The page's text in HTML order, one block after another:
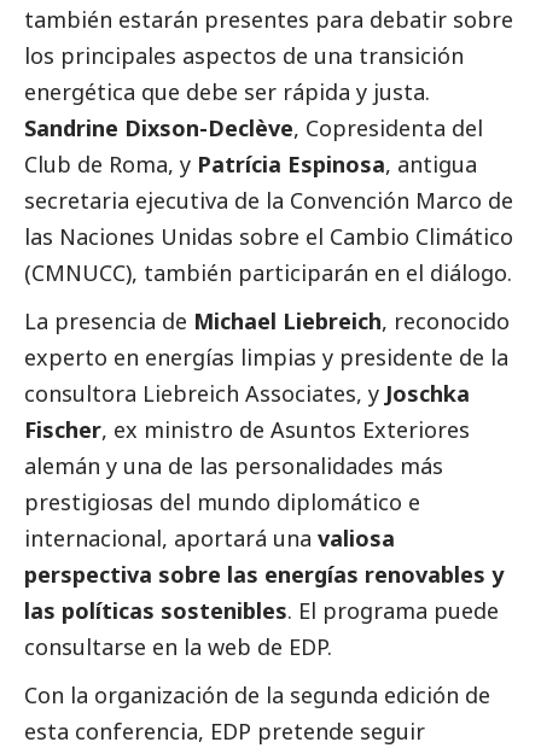
también estarán presentes para debatir sobre
los principales aspectos de una transición
energética que debe ser rápida y justa.
Sandrine Dixson-Declève, Copresidenta del
Club de Roma, y Patrícia Espinosa, antigua
secretaria ejecutiva de la Convención Marco de
las Naciones Unidas sobre el Cambio Climático
(CMNUCC), también participarán en el diálogo.
La presencia de Michael Liebreich, reconocido
experto en energías limpias y presidente de la
consultora Liebreich Associates, y Joschka
Fischer, ex ministro de Asuntos Exteriores
alemán y una de las personalidades más
prestigiosas del mundo diplomático e
internacional, aportará una valiosa
perspectiva sobre las energías renovables y
las políticas sostenibles. El programa puede
consultarse en la web de EDP.
Con la organización de la segunda edición de
esta conferencia, EDP pretende seguir